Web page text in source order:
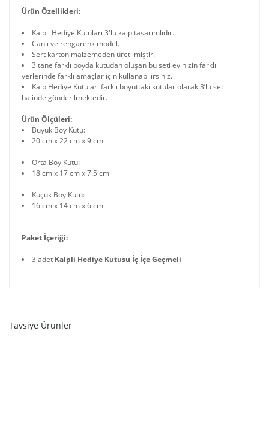
Ürün Özellikleri:
Kalpli Hediye Kutuları 3'lü kalp tasarımlıdır.
Canlı ve rengarenk model.
Sert karton malzemeden üretilmiştir.
3 tane farklı boyda kutudan oluşan bu seti evinizin farklı
yerlerinde farklı amaçlar için kullanabilirsiniz.
Kalp Hediye Kutuları farklı boyuttaki kutular olarak 3’lü set
halinde gönderilmektedir.
Ürün Ölçüleri:
Büyük Boy Kutu:
20 cm x 22 cm x 9 cm
Orta Boy Kutu:
18 cm x 17 cm x 7.5 cm
Küçük Boy Kutu:
16 cm x 14 cm x 6 cm
Paket İçeriği:
3 adet Kalpli Hediye Kutusu İç İçe Geçmeli
Tavsiye Ürünler